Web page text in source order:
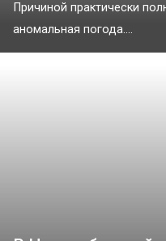
Причиной практически
аномальная погода....